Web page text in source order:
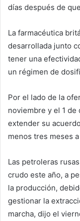
días después de
La farmacéutica
desarrollada junto
tener una
un régimen de
Por el lado de la
noviembre y el 1
extender su
menos tres meses
Las petroleras
crudo este año, a
la producción,
gestionar la
marcha, dijo el